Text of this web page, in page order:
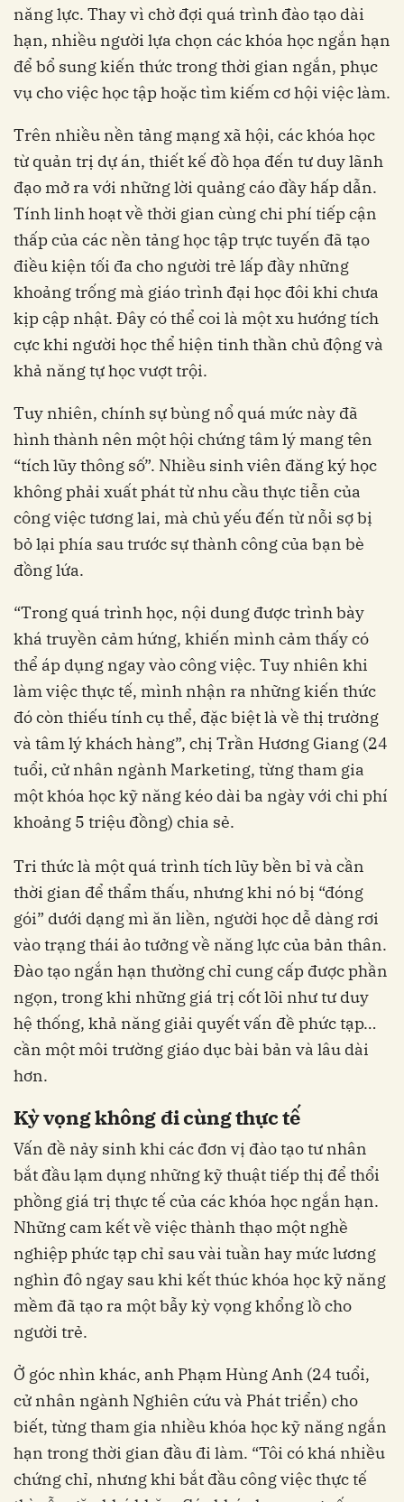
năng lực. Thay vì chờ đợi quá trình đào tạo dài
hạn, nhiều người lựa chọn các khóa học ngắn hạn
để bổ sung kiến thức trong thời gian ngắn, phục
vụ cho việc học tập hoặc tìm kiếm cơ hội việc làm.
Trên nhiều nền tảng mạng xã hội, các khóa học
từ quản trị dự án, thiết kế đồ họa đến tư duy lãnh
đạo mở ra với những lời quảng cáo đầy hấp dẫn.
Tính linh hoạt về thời gian cùng chi phí tiếp cận
thấp của các nền tảng học tập trực tuyến đã tạo
điều kiện tối đa cho người trẻ lấp đầy những
khoảng trống mà giáo trình đại học đôi khi chưa
kịp cập nhật. Đây có thể coi là một xu hướng tích
cực khi người học thể hiện tinh thần chủ động và
khả năng tự học vượt trội.
Tuy nhiên, chính sự bùng nổ quá mức này đã
hình thành nên một hội chứng tâm lý mang tên
“tích lũy thông số”. Nhiều sinh viên đăng ký học
không phải xuất phát từ nhu cầu thực tiễn của
công việc tương lai, mà chủ yếu đến từ nỗi sợ bị
bỏ lại phía sau trước sự thành công của bạn bè
đồng lứa.
“Trong quá trình học, nội dung được trình bày
khá truyền cảm hứng, khiến mình cảm thấy có
thể áp dụng ngay vào công việc. Tuy nhiên khi
làm việc thực tế, mình nhận ra những kiến thức
đó còn thiếu tính cụ thể, đặc biệt là về thị trường
và tâm lý khách hàng”, chị Trần Hương Giang (24
tuổi, cử nhân ngành Marketing, từng tham gia
một khóa học kỹ năng kéo dài ba ngày với chi phí
khoảng 5 triệu đồng) chia sẻ.
Tri thức là một quá trình tích lũy bền bỉ và cần
thời gian để thẩm thấu, nhưng khi nó bị “đóng
gói” dưới dạng mì ăn liền, người học dễ dàng rơi
vào trạng thái ảo tưởng về năng lực của bản thân.
Đào tạo ngắn hạn thường chỉ cung cấp được phần
ngọn, trong khi những giá trị cốt lõi như tư duy
hệ thống, khả năng giải quyết vấn đề phức tạp…
cần một môi trường giáo dục bài bản và lâu dài
hơn.
Kỳ vọng không đi cùng thực tế
Vấn đề nảy sinh khi các đơn vị đào tạo tư nhân
bắt đầu lạm dụng những kỹ thuật tiếp thị để thổi
phồng giá trị thực tế của các khóa học ngắn hạn.
Những cam kết về việc thành thạo một nghề
nghiệp phức tạp chỉ sau vài tuần hay mức lương
nghìn đô ngay sau khi kết thúc khóa học kỹ năng
mềm đã tạo ra một bẫy kỳ vọng khổng lồ cho
người trẻ.
Ở góc nhìn khác, anh Phạm Hùng Anh (24 tuổi,
cử nhân ngành Nghiên cứu và Phát triển) cho
biết, từng tham gia nhiều khóa học kỹ năng ngắn
hạn trong thời gian đầu đi làm. “Tôi có khá nhiều
chứng chỉ, nhưng khi bắt đầu công việc thực tế